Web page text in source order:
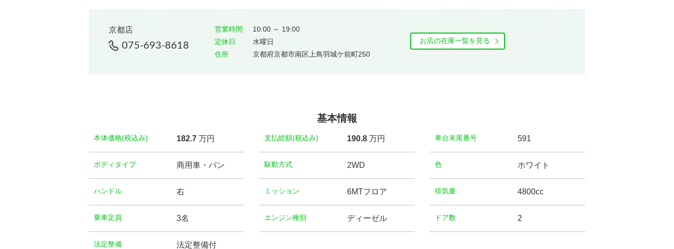
京都店
075-693-8618
営業時間
10:00 ～ 19:00
定休⽇
水曜日
住所
京都府京都市南区上鳥羽城ケ前町250
お店の在庫⼀覧を⾒る
基本情報
本体価格(税込み) 182.7 万円 支払総額(税込み) 190.8 万円 車台末尾番号 591
ボディタイプ 商用車・バン 駆動方式 2WD ⾊ ホワイト
ハンドル 右 ミッション 6MTフロア 排気量 4800cc
乗車定員 3名 エンジン種別 ディーゼル ドア数 2
法定整備
法定整備付